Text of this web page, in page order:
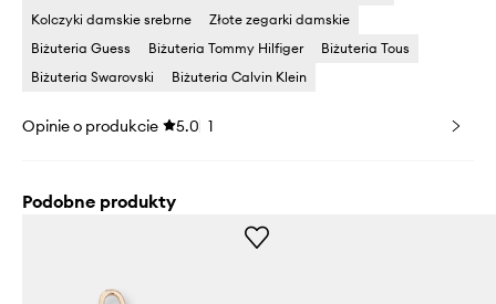
Kolczyki damskie srebrne
Złote zegarki damskie
Biżuteria Guess
Biżuteria Tommy Hilfiger
Biżuteria Tous
Biżuteria Swarovski
Biżuteria Calvin Klein
Opinie o produkcie 5.0 1
Podobne produkty